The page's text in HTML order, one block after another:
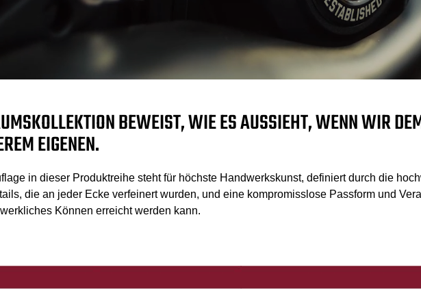
BEWEIST, WIE ES AUSSIEHT, WENN WIR DEM
EIGENEN.
in dieser Produktreihe steht für höchste Handwerkskunst, definiert durch die
die an jeder Ecke verfeinert wurden, und eine kompromisslose Passform und
Können erreicht werden kann.